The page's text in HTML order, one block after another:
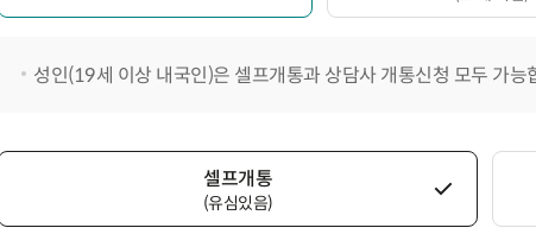
성인(19세 이상 내국인)은 셀프개통과 상담사 개통신청 모두 가능
셀프개통
(유심있음)